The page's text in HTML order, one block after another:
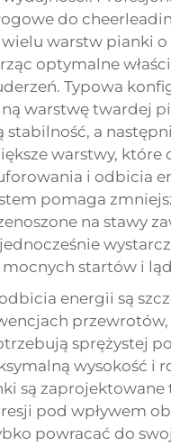
do
wielu warstw pianki o
optymalne
Typowa
warstwę twardej
stabilność, a
warstwy, które
i odbicia
pomaga
na stawy
startów i
energii są
sprężystej
wysokość i
są zaprojektowane
pod wpływem
powracać do